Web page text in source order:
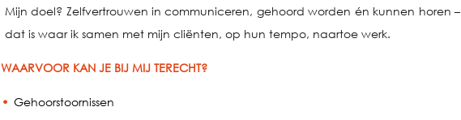
Mijn doel? Zelfvertrouwen in communiceren, gehoord worden én kunnen horen –
dat is waar ik samen met mijn cliënten, op hun tempo, naartoe werk.
WAARVOOR KAN JE BIJ MIJ TERECHT?
Gehoorstoornissen